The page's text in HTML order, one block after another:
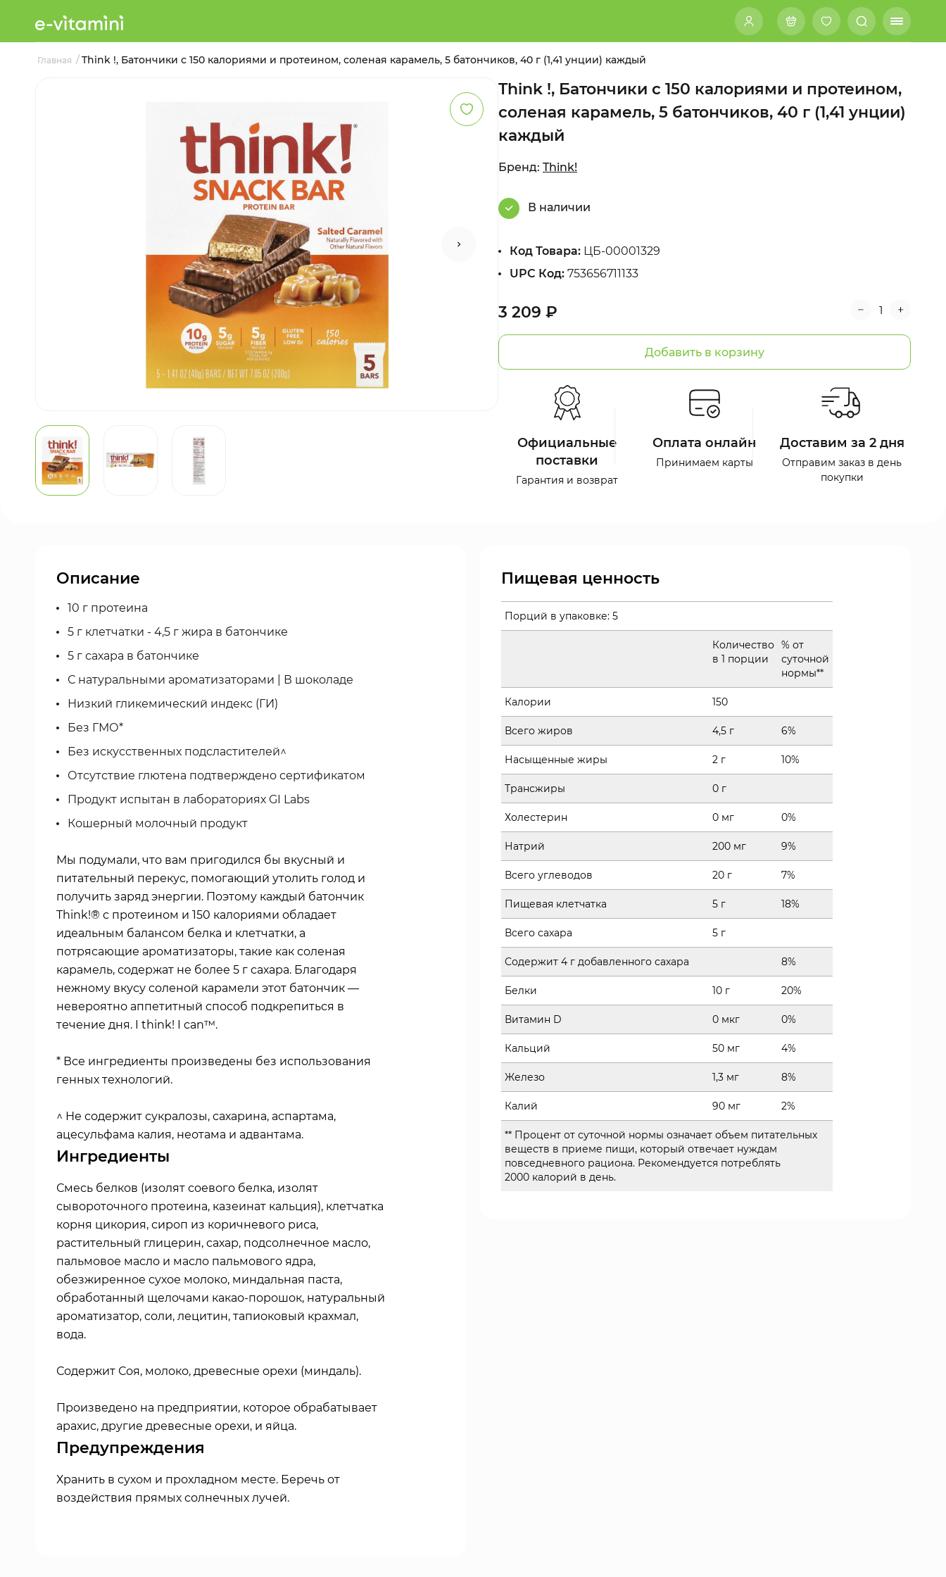
Главная /Think !, Батончики с 150 калориями и протеином, соленая карамель, 5 батончиков, 40 г (1,41 унции) каждый
Think !, Батончики с 150 калориями и протеином,
соленая карамель, 5 батончиков, 40 г (1,41 унции)
каждый
3 209 ₽
Добавить в корзину
Бренд: Think!
В наличии
Код Товара: ЦБ-00001329
UPC Код: 753656711133
Официальные
поставки
Гарантия и возврат
Оплата онлайн
Принимаем карты
Доставим за 2 дня
Отправим заказ в день
покупки
Описание
10 г протеина
5 г клетчатки - 4,5 г жира в батончике
5 г сахара в батончике
С натуральными ароматизаторами | В шоколаде
Низкий гликемический индекс (ГИ)
Без ГМО*
Без искусственных подсластителей^
Отсутствие глютена подтверждено сертификатом
Продукт испытан в лабораториях GI Labs
Кошерный молочный продукт
Мы подумали, что вам пригодился бы вкусный и
питательный перекус, помогающий утолить голод и
получить заряд энергии. Поэтому каждый батончик
Think!® с протеином и 150 калориями обладает
идеальным балансом белка и клетчатки, а
потрясающие ароматизаторы, такие как соленая
карамель, содержат не более 5 г сахара. Благодаря
нежному вкусу соленой карамели этот батончик —
невероятно аппетитный способ подкрепиться в
течение дня. I think! I can™.
* Все ингредиенты произведены без использования
генных технологий.
^ Не содержит сукралозы, сахарина, аспартама,
ацесульфама калия, неотама и адвантама.
Ингредиенты
Смесь белков (изолят соевого белка, изолят
сывороточного протеина, казеинат кальция), клетчатка
корня цикория, сироп из коричневого риса,
растительный глицерин, сахар, подсолнечное масло,
пальмовое масло и масло пальмового ядра,
обезжиренное сухое молоко, миндальная паста,
обработанный щелочами какао-порошок, натуральный
ароматизатор, соли, лецитин, тапиоковый крахмал,
вода.
Содержит Соя, молоко, древесные орехи (миндаль).
Произведено на предприятии, которое обрабатывает
арахис, другие древесные орехи, и яйца.
Предупреждения
Хранить в сухом и прохладном месте. Беречь от
воздействия прямых солнечных лучей.
Пищевая ценность
Порций в упаковке: 5
Количество
в 1 порции
% от
суточной
нормы**
Калории 150
Всего жиров 4,5 г 6%
Насыщенные жиры 2 г 10%
Трансжиры 0 г
Холестерин 0 мг 0%
Натрий 200 мг 9%
Всего углеводов 20 г 7%
Пищевая клетчатка 5 г 18%
Всего сахара 5 г
Содержит 4 г добавленного сахара 8%
Белки 10 г 20%
Витамин D 0 мкг 0%
Кальций 50 мг 4%
Железо 1,3 мг 8%
Калий 90 мг 2%
** Процент от суточной нормы означает объем питательных
веществ в приеме пищи, который отвечает нуждам
повседневного рациона. Рекомендуется потреблять
2000 калорий в день.